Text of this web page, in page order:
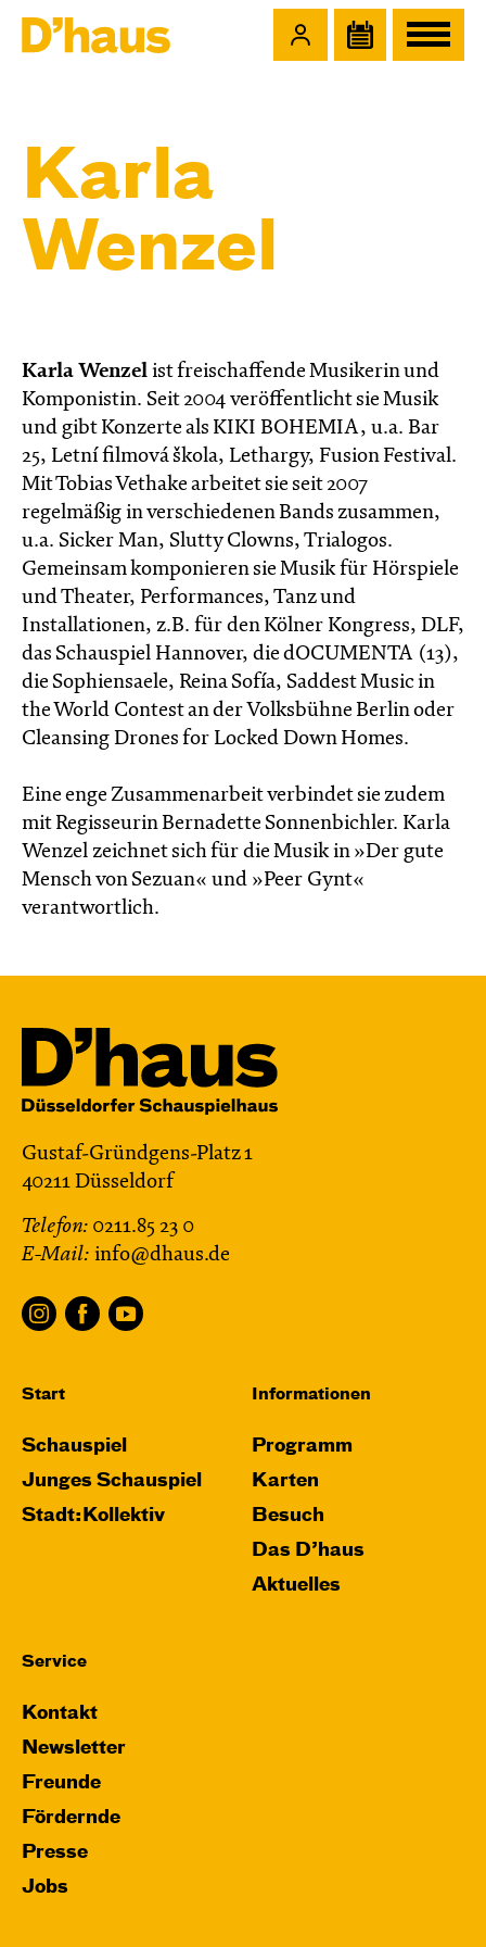
Karla
Wenzel
Karla Wenzel ist freischaffende Musikerin und
Komponistin. Seit 2004 veröffentlicht sie Musik
und gibt Konzerte als KIKI BOHEMIA, u.a. Bar
25, Letní filmová škola, Lethargy, Fusion Festival.
Mit Tobias Vethake arbeitet sie seit 2007
regelmäßig in verschiedenen Bands zusammen,
u.a. Sicker Man, Slutty Clowns, Trialogos.
Gemeinsam komponieren sie Musik für Hörspiele
und Theater, Performances, Tanz und
Installationen, z.B. für den Kölner Kongress, DLF,
das Schauspiel Hannover, die dOCUMENTA (13),
die Sophiensaele, Reina Sofía, Saddest Music in
the World Contest an der Volksbühne Berlin oder
Cleansing Drones for Locked Down Homes.
Eine enge Zusammenarbeit verbindet sie zudem
mit Regisseurin Bernadette Sonnenbichler. Karla
Wenzel zeichnet sich für die Musik in »Der gute
Mensch von Sezuan« und »Peer Gynt«
verantwortlich.
Gustaf-Gründgens-Platz 1
40211 Düsseldorf
Telefon: 0211.85 23 0
E-Mail: info@dhaus.de
Start
Schauspiel
Junges Schauspiel
Stadt:Kollektiv
Informationen
Programm
Karten
Besuch
Das D’haus
Aktuelles
Service
Kontakt
Newsletter
Freunde
Fördernde
Presse
Jobs